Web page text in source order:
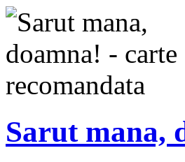
Sarut mana,